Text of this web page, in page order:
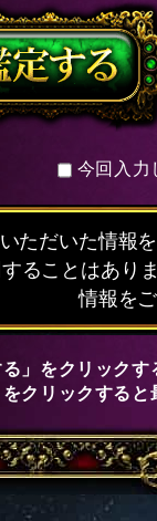
今回入力
ただいた情報
ることはあり
情報を
」をクリック
クリックする